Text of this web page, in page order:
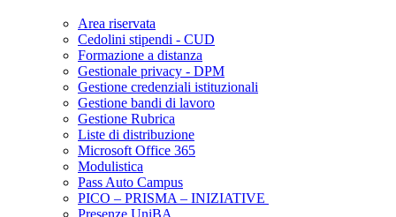
Area riservata
Cedolini stipendi - CUD
Formazione a distanza
Gestionale privacy - DPM
Gestione credenziali istituzionali
Gestione bandi di lavoro
Gestione Rubrica
Liste di distribuzione
Microsoft Office 365
Modulistica
Pass Auto Campus
PICO – PRISMA – INIZIATIVE
Presenze UniBA